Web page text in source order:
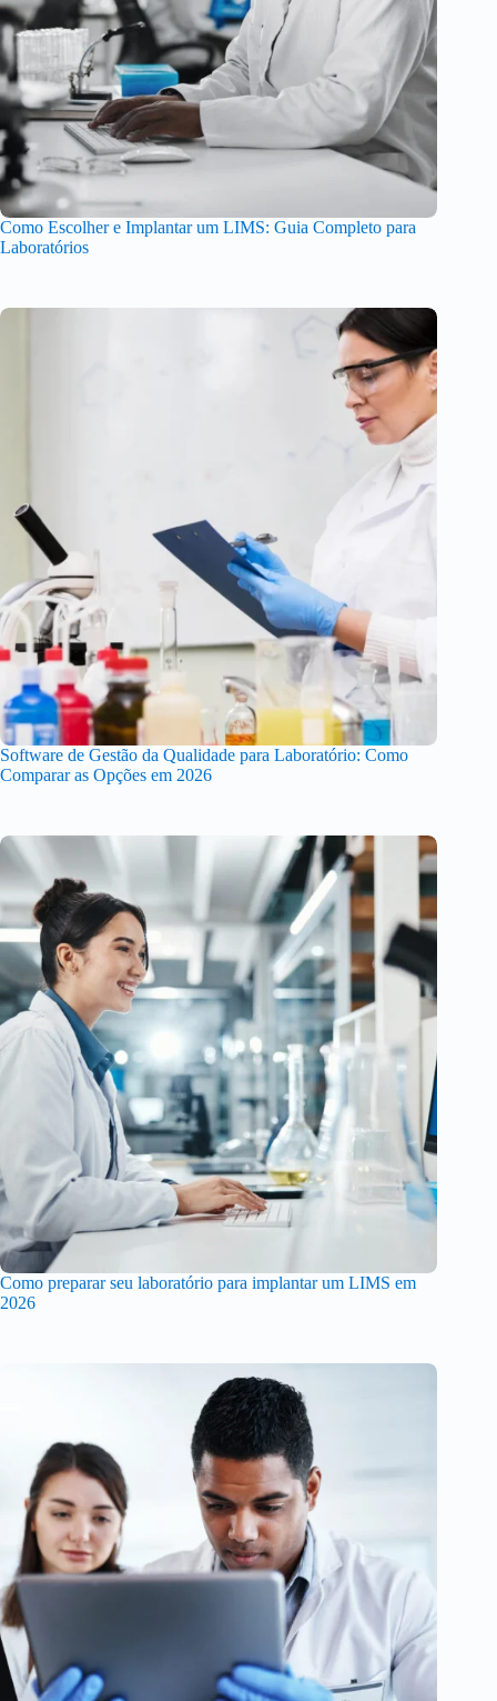
Como Escolher e Implantar um LIMS: Guia Completo para
Laboratórios
Software de Gestão da Qualidade para Laboratório: Como
Comparar as Opções em 2026
Como preparar seu laboratório para implantar um LIMS em
2026